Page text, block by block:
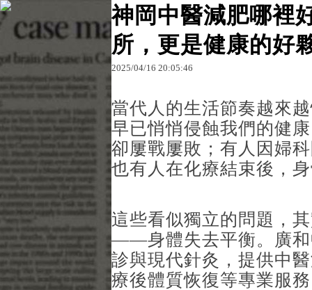
原文網址：http://blog.udn.com/es68zpre53926/
神岡中醫減肥哪裡
所，更是健康的好
2025/04/16 20:05:46
當代人的生活節奏越來
早已悄悄侵蝕我們的健
卻屢戰屢敗；有人因婦
也有人在化療結束後，
這些看似獨立的問題，
——身體失去平衡。廣和
診與現代針灸，提供中
療後體質恢復等專業服